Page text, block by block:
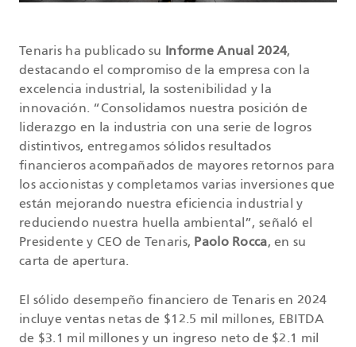
Tenaris ha publicado su Informe Anual 2024,
destacando el compromiso de la empresa con la
excelencia industrial, la sostenibilidad y la
innovación. “Consolidamos nuestra posición de
liderazgo en la industria con una serie de logros
distintivos, entregamos sólidos resultados
financieros acompañados de mayores retornos para
los accionistas y completamos varias inversiones que
están mejorando nuestra eficiencia industrial y
reduciendo nuestra huella ambiental”, señaló el
Presidente y CEO de Tenaris, Paolo Rocca, en su
carta de apertura.
El sólido desempeño financiero de Tenaris en 2024
incluye ventas netas de $12.5 mil millones, EBITDA
de $3.1 mil millones y un ingreso neto de $2.1 mil